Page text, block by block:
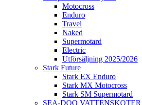
Motocross
Enduro
Travel
Naked
Supermotard
Electric
Utförsäljning 2025/2026
Stark Future
Stark EX Enduro
Stark MX Motocross
Stark SM Supermotard
SEA-DOO VATTENSKOTER